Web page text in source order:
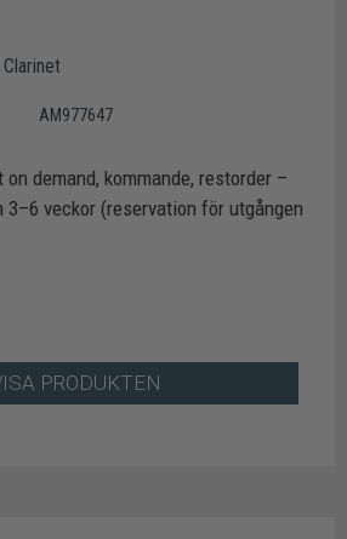
AM977647
demand, kommande, restorder –
3–6 veckor (reservation för utgången
PRODUKTEN